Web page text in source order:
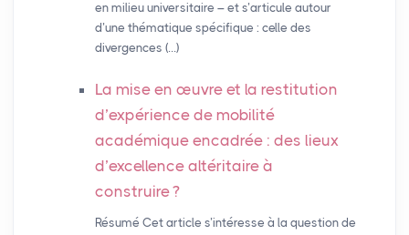
en milieu universitaire – et s’articule autour
d’une thématique spécifique : celle des
divergences (…)
La mise en œuvre et la restitution
d’expérience de mobilité
académique encadrée : des lieux
d’excellence altéritaire à
construire?
Résumé Cet article s’intéresse à la question de